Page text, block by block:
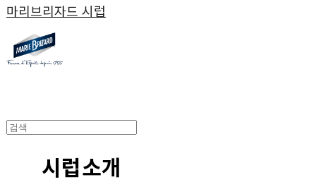
마리브리자드 시럽
시럽소개